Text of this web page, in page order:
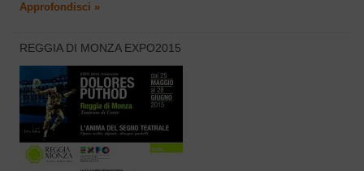
Approfondisci »
REGGIA DI MONZA EXPO2015